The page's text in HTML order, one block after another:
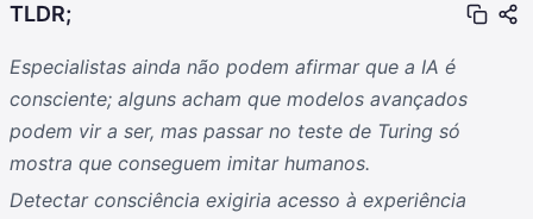
TLDR;
Especialistas ainda não podem afirmar que a IA é
consciente; alguns acham que modelos avançados
podem vir a ser, mas passar no teste de Turing só
mostra que conseguem imitar humanos.
Detectar consciência exigiria acesso à experiência